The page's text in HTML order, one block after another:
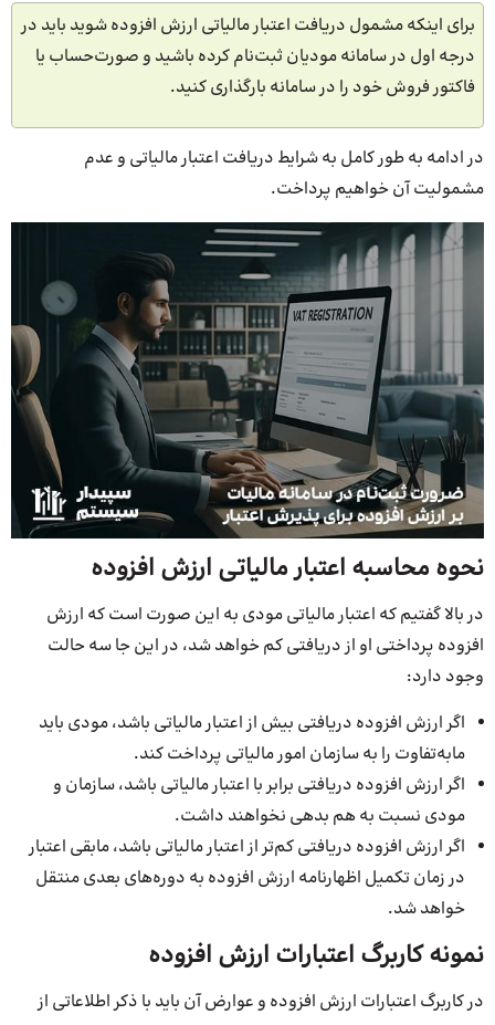
برای اینکه مشمول دریافت اعتبار مالیاتی ارزش افزوده شوید باید در
درجه اول در سامانه مودیان ثبت‌نام کرده باشید و صورت‌حساب‌ یا
فاکتور فروش خود را در سامانه بارگذاری کنید.
در ادامه به طور کامل به شرایط دریافت اعتبار مالیاتی و عدم
مشمولیت آن خواهیم پرداخت.
نحوه محاسبه اعتبار مالیاتی ارزش افزوده
در بالا گفتیم که اعتبار مالیاتی مودی به این صورت است که ارزش
افزوده پرداختی او از دریافتی کم خواهد شد، در این جا سه حالت
وجود دارد:
اگر ارزش افزوده دریافتی بیش از اعتبار مالیاتی باشد، مودی باید
مابه‌تفاوت را به سازمان امور مالیاتی پرداخت کند.
اگر ارزش افزوده دریافتی برابر با اعتبار مالیاتی باشد، سازمان و
مودی نسبت به هم بدهی نخواهند داشت.
اگر ارزش افزوده دریافتی کم‌تر از اعتبار مالیاتی باشد، مابقی اعتبار
در زمان تکمیل اظهارنامه ارزش افزوده به دوره‌های بعدی منتقل
خواهد شد.
نمونه کاربرگ اعتبارات ارزش افزوده
در کاربرگ اعتبارات ارزش افزوده و عوارض آن باید با ذکر اطلاعاتی از